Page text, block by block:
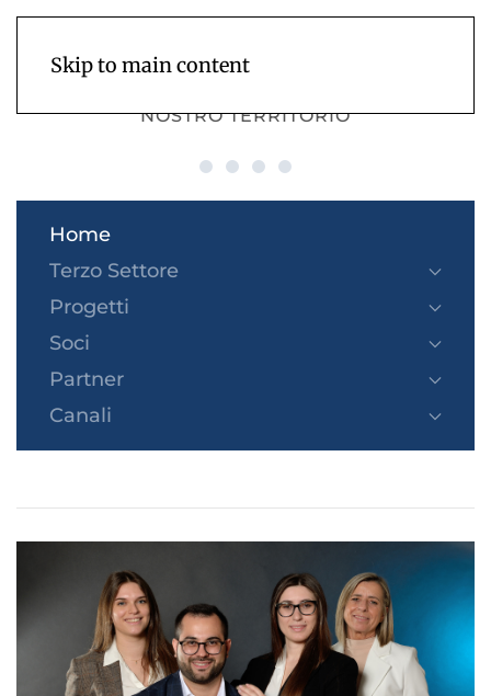
Skip to main content
NOSTRO TERRITORIO
«O vivere o ridere»
Una tesi di laurea su BCC
Insieme per Meridiana
Bilancio Sociale 2025
Home
Terzo Settore
Progetti
Soci
Partner
Canali